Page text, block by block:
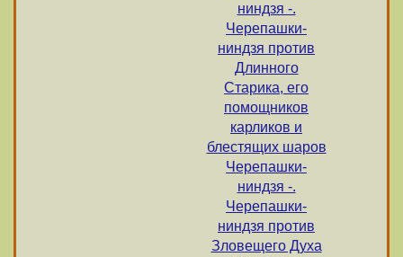
ниндзя -.
Черепашки-
ниндзя против
Длинного
Старика, его
помощников
карликов и
блестящих шаров
Черепашки-
ниндзя -.
Черепашки-
ниндзя против
Зловещего Духа